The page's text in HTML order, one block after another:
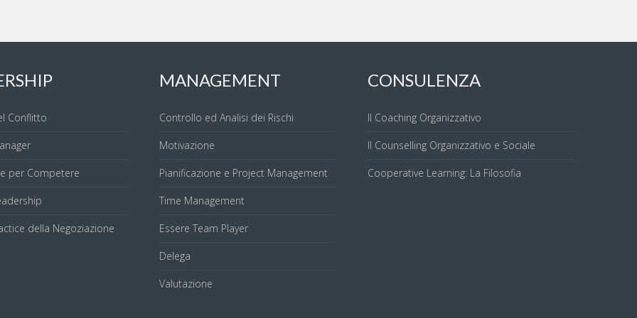
oltre nella relazione e raggiungere un nuovo equilibrio e obiettivi.
Conflitto
per Competere
della Negoziazione
MANAGEMENT
Controllo ed Analisi dei Rischi
Motivazione
Pianificazione e Project Management
Time Management
Essere Team Player
Delega
Valutazione
CONSULENZA
Il Coaching Organizzativo
Il Counselling Organizzativo e Sociale
Cooperative Learning: La Filosofia